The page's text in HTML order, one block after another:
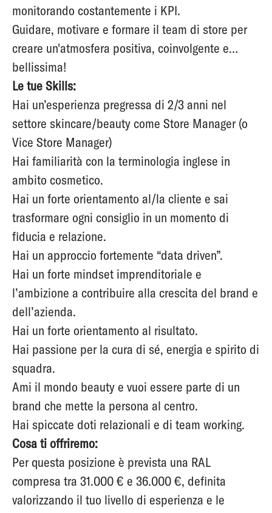
monitorando costantemente i KPI.
Guidare, motivare e formare il team di store per
creare un'atmosfera positiva, coinvolgente e…
bellissima!
Le tue Skills:
Hai un’esperienza pregressa di 2/3 anni nel
settore skincare/beauty come Store Manager (o
Vice Store Manager)
Hai familiarità con la terminologia inglese in
ambito cosmetico.
Hai un forte orientamento al/la cliente e sai
trasformare ogni consiglio in un momento di
fiducia e relazione.
Hai un approccio fortemente “data driven”.
Hai un forte mindset imprenditoriale e
l’ambizione a contribuire alla crescita del brand e
dell’azienda.
Hai un forte orientamento al risultato.
Hai passione per la cura di sé, energia e spirito di
squadra.
Ami il mondo beauty e vuoi essere parte di un
brand che mette la persona al centro.
Hai spiccate doti relazionali e di team working.
Cosa ti offriremo:
Per questa posizione è prevista una RAL
compresa tra 31.000 € e 36.000 €, definita
valorizzando il tuo livello di esperienza e le